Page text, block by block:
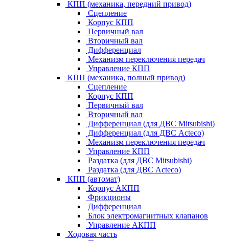
КПП (механика, передний привод)
Сцепление
Корпус КПП
Первичный вал
Вторичный вал
Дифференциал
Механизм переключения передач
Управление КПП
КПП (механика, полный привод)
Сцепление
Корпус КПП
Первичный вал
Вторичный вал
Дифференциал (для ДВС Mitsubishi)
Дифференциал (для ДВС Acteco)
Механизм переключения передач
Управление КПП
Раздатка (для ДВС Mitsubishi)
Раздатка (для ДВС Acteco)
КПП (автомат)
Корпус АКПП
Фрикционы
Дифференциал
Блок электромагнитных клапанов
Управление АКПП
Ходовая часть